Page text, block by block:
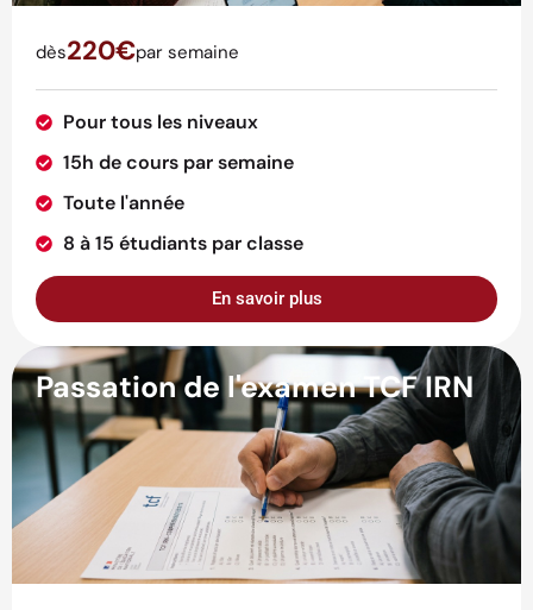
dès220€par semaine
Pour tous les niveaux
15h de cours par semaine
Toute l'année
8 à 15 étudiants par classe
En savoir plus
Passation de l'examen TCF IRN